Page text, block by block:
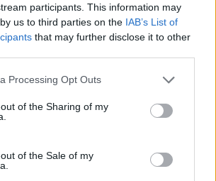
participants. This information may
us to third parties on the IAB’s List of
that may further disclose it to other
website/app uses one or more Google
visit or usage behaviour. You may click to
to Google and its third-party tags to
specified purposes in below Google
Processing Opt Outs
of the Sharing of my
of the Sale of my
feltehetően
körüli folyadékok cseréjéhez és
amely az agy erei mellett futó
segíti az agy-gerincvelői
közötti folyadék keveredését. A
emberekben még kutatják,
„agymosásról”, hanem összetett
van szó.